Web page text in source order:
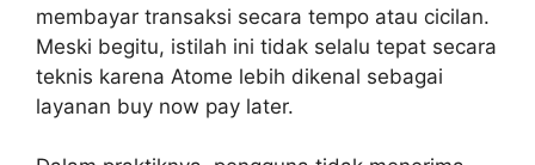
membayar transaksi secara tempo atau cicilan.
Meski begitu, istilah ini tidak selalu tepat secara
teknis karena Atome lebih dikenal sebagai
layanan buy now pay later.